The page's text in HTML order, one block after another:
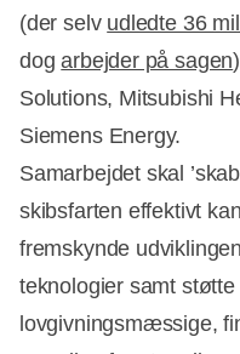
(der selv udledte 36
dogarbejder på sagen
Solutions, Mitsubishi
Siemens Energy.
Samarbejdet skal
skibsfarten effektivt
fremskynde
teknologier samt
lovgivningsmæssige,